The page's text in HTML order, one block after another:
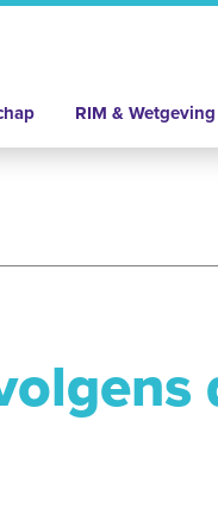
RIM & Wetgeving